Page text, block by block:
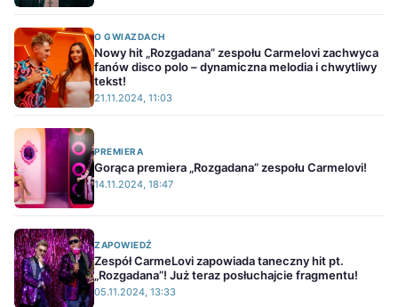
O GWIAZDACH
Nowy hit „Rozgadana” zespołu Carmelovi zachwyca
fanów disco polo – dynamiczna melodia i chwytliwy
tekst!
21.11.2024, 11:03
PREMIERA
Gorąca premiera „Rozgadana” zespołu Carmelovi!
14.11.2024, 18:47
ZAPOWIEDŹ
Zespół CarmeLovi zapowiada taneczny hit pt.
„Rozgadana”! Już teraz posłuchajcie fragmentu!
05.11.2024, 13:33